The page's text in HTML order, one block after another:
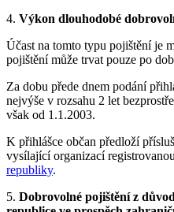
4. Výkon dlouhodobé
Účast na tomto typu pojištění je
pojištění může trvat pouze po
Za dobu přede dnem podání
nejvýše v rozsahu 2 let
však od 1.1.2003.
K přihlášce občan předloží
vysílající organizací
republiky.
5. Dobrovolné pojištění z